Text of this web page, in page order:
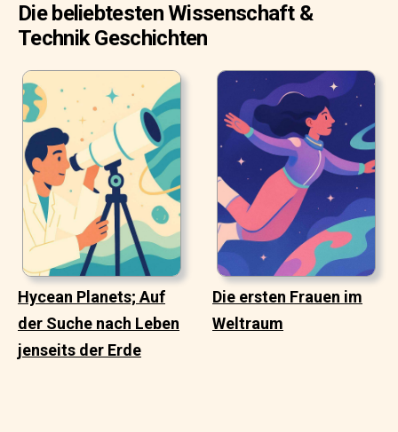
Die beliebtesten Wissenschaft &
Technik Geschichten
Hycean Planets; Auf
der Suche nach Leben
jenseits der Erde
Die ersten Frauen im
Weltraum